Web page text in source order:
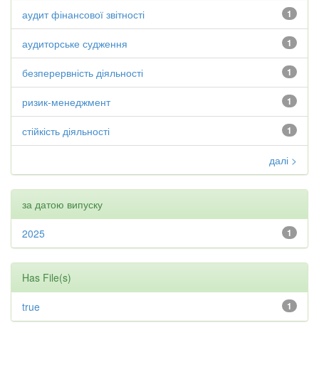
1
аудит фінансової звітності
1
аудиторське судження
1
безперервність діяльності
1
ризик-менеджмент
1
стійкість діяльності
далі >
за датою випуску
1
2025
Has File(s)
1
true